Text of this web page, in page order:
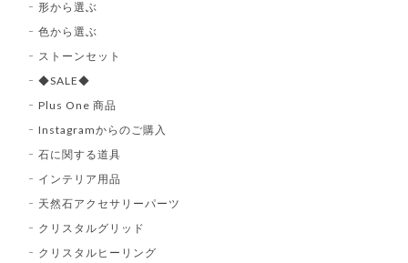
形から選ぶ
色から選ぶ
ストーンセット
◆SALE◆
Plus One 商品
Instagramからのご購入
石に関する道具
インテリア用品
天然石アクセサリーパーツ
クリスタルグリッド
クリスタルヒーリング